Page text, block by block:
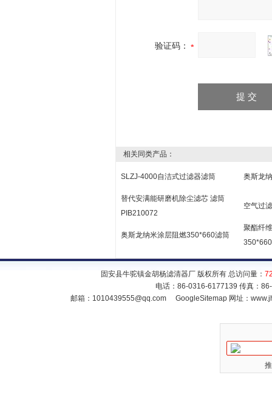
验证码：
相关同类产品：
SLZJ-4000自洁式过滤器滤筒 奥斯龙
替代安满能研磨机除尘滤芯 滤筒
PIB210072
空气过
奥斯龙纳米涂层阻燃350*660滤筒
聚酯纤
350*660
固安县牛驼镇金胡杨滤清器厂 版权所有 总访问量：
电话：86-0316-6177139 传真：
邮箱： 1010439555@qq.com GoogleSitemap网址：